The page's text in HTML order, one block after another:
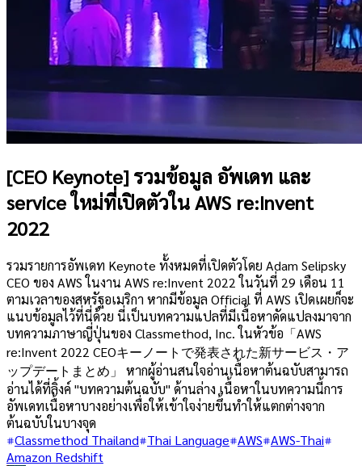
[CEO Keynote] รวมข้อมูล อัพเดท และ
service ใหม่ที่เปิดตัวใน AWS re:Invent
2022
รวมรายการอัพเดท Keynote ทั้งหมดที่เปิดตัวโดย Adam Selipsky
CEO ของ AWS ในงาน AWS re:Invent 2022 ในวันที่ 29 เดือน 11
ตามเวลาของสหรัฐอเมริกา หากมีข้อมูล Official ที่ AWS เปิดเผยก็จะ
แนบข้อมูลไว้ที่นี่ด้วย นี่เป็นบทความแปลที่มีเนื้อหาดัดแปลงมาจาก
บทความภาษาญี่ปุ่นของ Classmethod, Inc. ในหัวข้อ「AWS
re:Invent 2022 CEOキーノートで発表された新サービス・ア
ップデートまとめ」 หากผู้อ่านสนใจอ่านเนื้อหาต้นฉบับสามารถ
อ่านได้ที่ลิ้งค์ "บทความต้นฉบับ" ด้านล่าง เนื้อหาในบทความนี้การ
อัพเดทเนื้อหาบางอย่างเพื่อให้เข้าใจง่ายขึ้นทำให้แตกต่างจาก
ต้นฉบับในบางจุด
Classmethod Thailand Thai Language AWS AWS-Thai
Amazon Redshift